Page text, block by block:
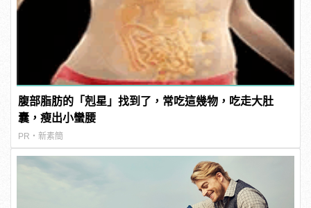
腹部脂肪的「剋星」找到了，常吃這幾物，吃走大肚
囊，瘦出小蠻腰
PR・新素簡